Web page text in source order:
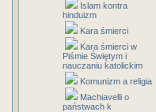
Islam kontra
hinduizm
Kara śmierci
Kara śmierci w
Piśmie Świętym i
nauczaniu katolickim
Komunizm a religia
Machiavelli o
państwach k